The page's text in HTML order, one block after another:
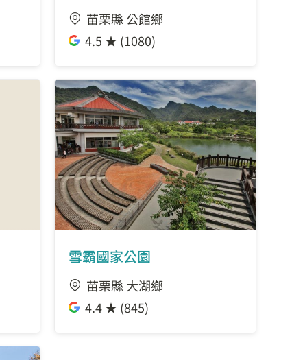
苗栗縣 公館鄉
4.5 ★ (1080)
雪霸國家公園
苗栗縣 大湖鄉
4.4 ★ (845)